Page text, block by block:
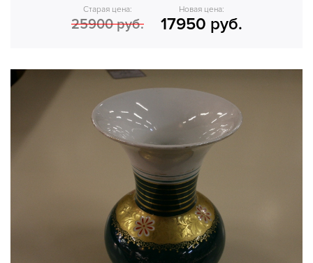
Старая цена:
25900 руб.
Новая цена:
17950 руб.